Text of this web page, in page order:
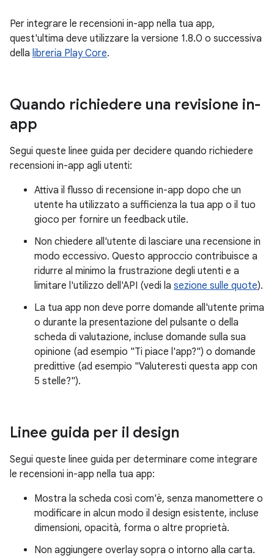
Per integrare le recensioni in-app nella tua app,
quest'ultima deve utilizzare la versione 1.8.0 o successiva
della libreria Play Core.
Quando richiedere una revisione in-
app
Segui queste linee guida per decidere quando richiedere
recensioni in-app agli utenti:
Attiva il flusso di recensione in-app dopo che un
utente ha utilizzato a sufficienza la tua app o il tuo
gioco per fornire un feedback utile.
Non chiedere all'utente di lasciare una recensione in
modo eccessivo. Questo approccio contribuisce a
ridurre al minimo la frustrazione degli utenti e a
limitare l'utilizzo dell'API (vedi la sezione sulle quote).
La tua app non deve porre domande all'utente prima
o durante la presentazione del pulsante o della
scheda di valutazione, incluse domande sulla sua
opinione (ad esempio "Ti piace l'app?") o domande
predittive (ad esempio "Valuteresti questa app con
5 stelle?").
Linee guida per il design
Segui queste linee guida per determinare come integrare
le recensioni in-app nella tua app:
Mostra la scheda così com'è, senza manomettere o
modificare in alcun modo il design esistente, incluse
dimensioni, opacità, forma o altre proprietà.
Non aggiungere overlay sopra o intorno alla carta.